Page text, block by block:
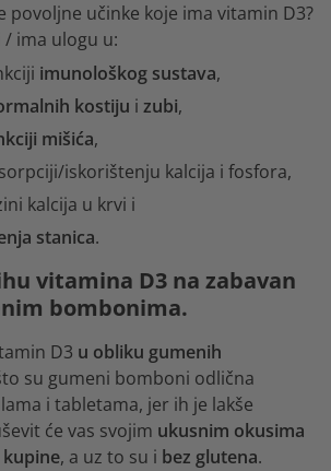
povoljne učinke koje ima vitamin D3?
ima ulogu u:
imunološkog sustava,
kostiju i zubi,
mišića,
iskorištenju kalcija i fosfora,
kalcija u krvi i
stanica.
vitamina D3 na zabavan
bombonima.
D3 u obliku gumenih
su gumeni bomboni odlična
i tabletama, jer ih je lakše
će vas svojim ukusnim okusima
kupine, a uz to su i bez glutena.